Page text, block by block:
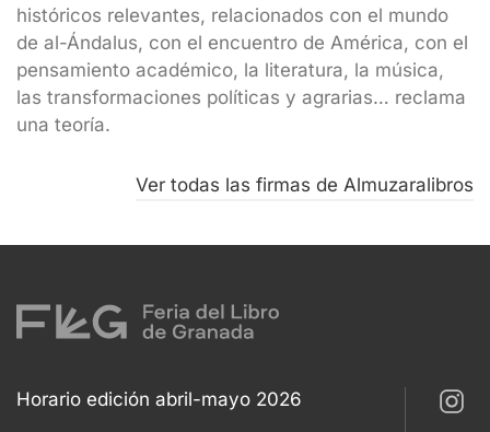
históricos relevantes, relacionados con el mundo
de al-Ándalus, con el encuentro de América, con el
pensamiento académico, la literatura, la música,
las transformaciones políticas y agrarias… reclama
una teoría.
Ver todas las firmas de Almuzaralibros
Horario edición abril-mayo 2026